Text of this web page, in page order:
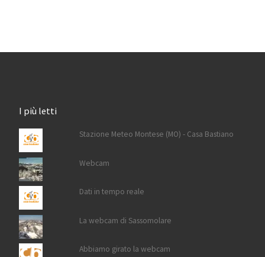
I più letti
Stazione Meteo Montese (MO) - Casa Bastiano
Webcam
Dati in tempo reale
La webcam di Sassomolare
Abbiamo girato la webcam